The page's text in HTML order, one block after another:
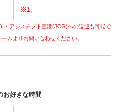
※1 。
・アジスチプト空港(JOG)への送迎も可能で
ムよりお問い合わせください。
お好きな時間